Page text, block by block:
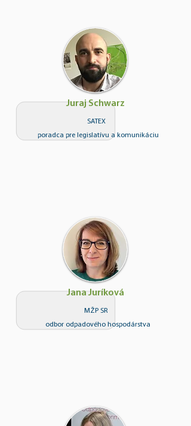
Juraj Schwarz
SATEX
poradca pre legislatívu a komunikáciu
Jana Juríková
MŽP SR
odbor odpadového hospodárstva